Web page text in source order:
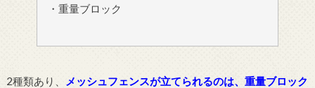
・重量ブロック
2種類あり、
メッシュフェンスが立てられるのは、重量ブロック